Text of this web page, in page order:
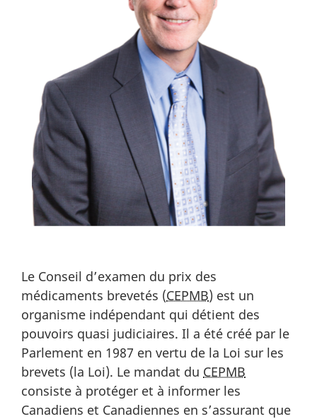
Le Conseil d’examen du prix des
médicaments brevetés (CEPMB) est un
organisme indépendant qui détient des
pouvoirs quasi judiciaires. Il a été créé par le
Parlement en 1987 en vertu de la Loi sur les
brevets (la Loi). Le mandat du CEPMB
consiste à protéger et à informer les
Canadiens et Canadiennes en s’assurant que